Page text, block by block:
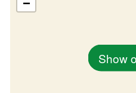
Show